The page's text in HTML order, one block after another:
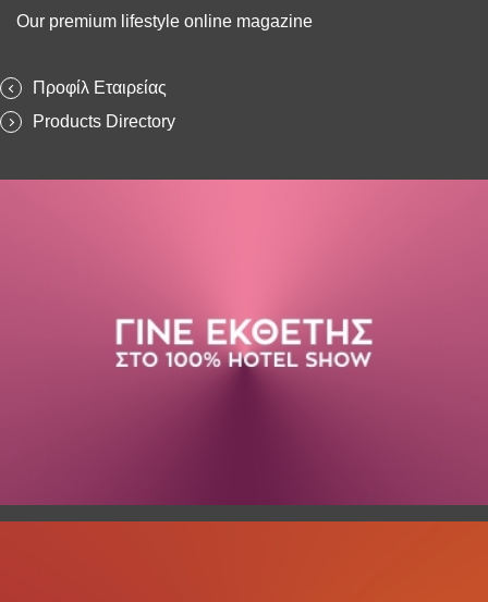
Our premium lifestyle online magazine
Προφίλ Εταιρείας
Products Directory